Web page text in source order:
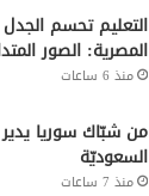
التعليم تحسم الجدل
المصرية: الصور
منذ 6 ساعات
من شبّاك سوريا
السعوديّة
منذ 7 ساعات